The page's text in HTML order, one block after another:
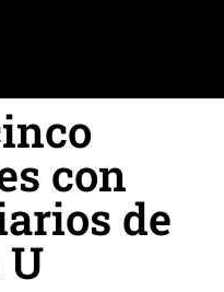
con
de